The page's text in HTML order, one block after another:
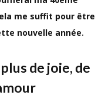
me suffit pour être
nouvelle année.
de joie, de